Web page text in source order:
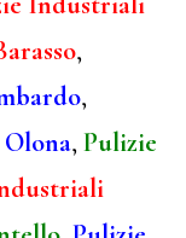
,
,
,Pulizie